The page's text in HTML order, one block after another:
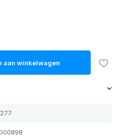
aan winkelwagen